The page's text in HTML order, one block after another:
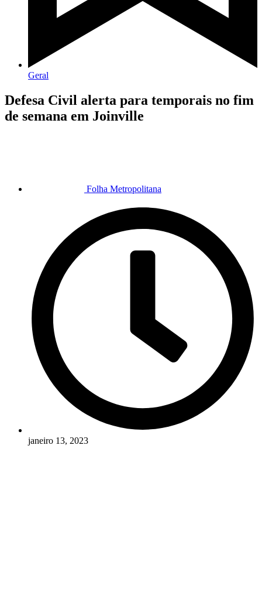
Geral
Defesa Civil alerta para temporais no fim
de semana em Joinville
Folha Metropolitana
janeiro 13, 2023